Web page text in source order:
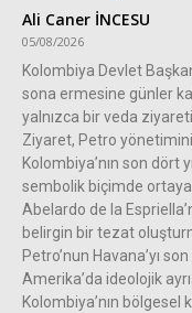
Ali Caner İNCESU
05/08/2026
Kolombiya Devlet
sona ermesine günler
yalnızca bir veda
Ziyaret, Petro
Kolombiya’nın son dört
sembolik biçimde
Abelardo de la
belirgin bir tezat
Petro’nun Havana’yı
Amerika’da ideolojik
Kolombiya’nın